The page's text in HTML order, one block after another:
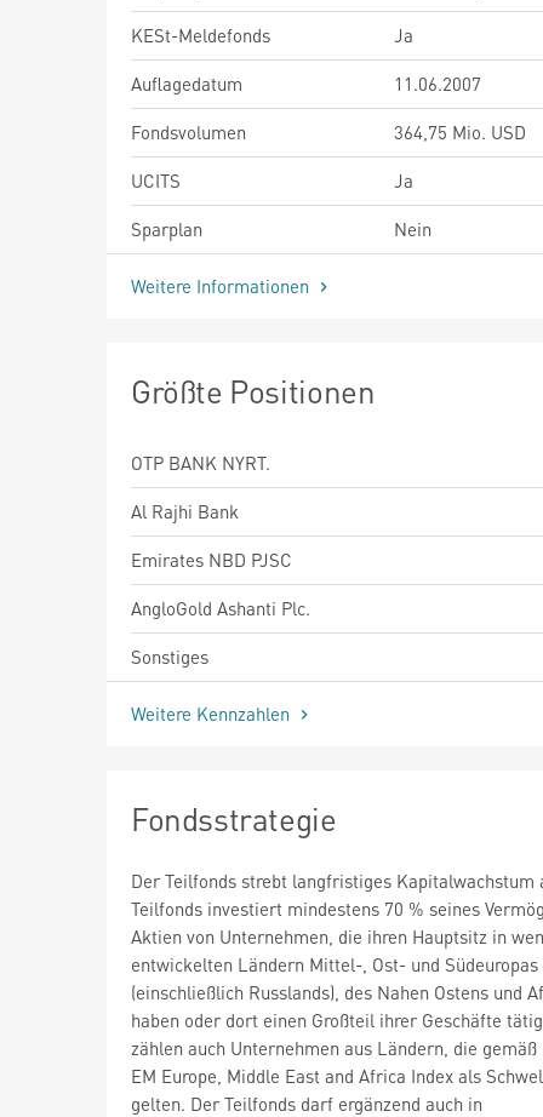
KESt-Meldefonds
Ja
Auflagedatum
11.06.2007
Fondsvolumen
364,75 Mio. USD
UCITS
Ja
Sparplan
Nein
Weitere Informationen
Größte Positionen
OTP BANK NYRT.
Al Rajhi Bank
Emirates NBD PJSC
AngloGold Ashanti Plc.
Sonstiges
Weitere Kennzahlen
Fondsstrategie
Der Teilfonds strebt langfristiges Kapitalwachstum
Teilfonds investiert mindestens 70 % seines
Aktien von Unternehmen, die ihren Hauptsitz in
entwickelten Ländern Mittel-, Ost- und Südeuropas
(einschließlich Russlands), des Nahen Ostens und
haben oder dort einen Großteil ihrer Geschäfte
zählen auch Unternehmen aus Ländern, die gemäß
EM Europe, Middle East and Africa Index als
gelten. Der Teilfonds darf ergänzend auch in